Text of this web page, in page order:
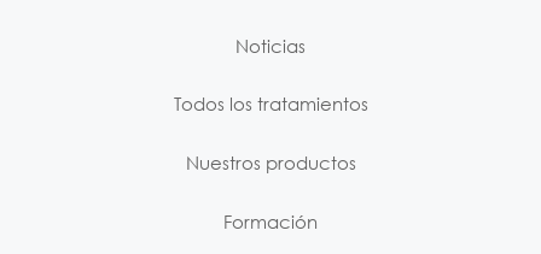
Noticias
Todos los tratamientos
Nuestros productos
Formación